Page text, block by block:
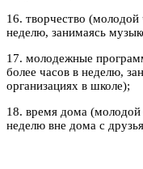
16. творчество (молодой
неделю, занимаясь
17. молодежные
более часов в неделю,
организациях в школе);
18. время дома (молодой
неделю вне дома с